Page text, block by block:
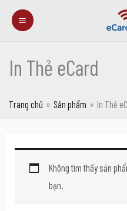
dungIn Thẻ eCard
Trang chủ Sản phẩm In Thẻ
Không tìm thấy sản
bạn.